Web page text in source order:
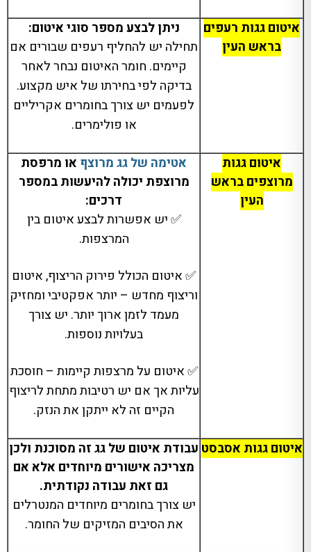
איטום גגות רעפים
בראש העין
ניתן לבצע מספר סוגי איטום:
תחילה יש להחליף רעפים שבורים אם
קיימים. חומר האיטום נבחר לאחר
בדיקה לפי בחירתו של איש מקצוע.
לפעמים יש צורך בחומרים אקריליים
או פולימרים.
איטום גגות
מרוצפים בראש
העין
אטימה של גג מרוצף או מרפסת
מרוצפת יכולה להיעשות במספר
דרכים:
✅ יש אפשרות לבצע איטום בין
המרצפות.
✅ איטום הכולל פירוק הריצוף,איטום
וריצוף מחדש – יותר אפקטיבי ומחזיק
מעמד לזמן ארוך יותר. יש צורך
בעלויות נוספות.
✅ איטום על מרצפות קיימות – חוסכת
עליות אך אם יש רטיבות מתחת לריצוף
הקיים זה לא ייתקן את הנזק.
איטום גגות אסבסט עבודת איטום של גג זה מסוכנת ולכן
מצריכה אישורים מיוחדים אלא אם
גם זאת עבודה נקודתית.
יש צורך בחומרים מיוחדים המנטרלים
את הסיבים המזיקים של החומר.